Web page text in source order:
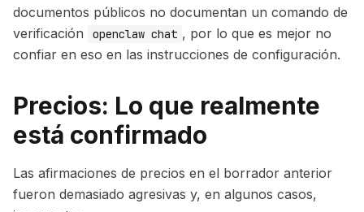
documentos públicos no documentan un comando de
verificación
openclaw chat , por lo que es mejor no
confiar en eso en las instrucciones de configuración.
Precios: Lo que realmente
está confirmado
Las afirmaciones de precios en el borrador anterior
fueron demasiado agresivas y, en algunos casos,